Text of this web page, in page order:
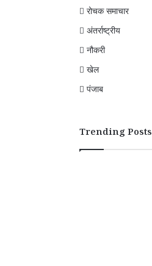
रोचक समाचार
अंतर्राष्ट्रीय
नौकरी
खेल
पंजाब
Trending Posts